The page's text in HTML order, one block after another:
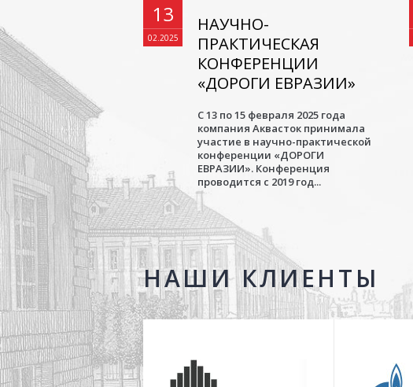
13
02.2025
НАУЧНО-
ПРАКТИЧЕСКАЯ
КОНФЕРЕНЦИИ
«ДОРОГИ ЕВРАЗИИ»
С 13 по 15 февраля 2025 года
компания Аквасток принимала
участие в научно-практической
конференции «ДОРОГИ
ЕВРАЗИИ». Конференция
проводится с 2019 год...
НАШИ КЛИЕНТЫ